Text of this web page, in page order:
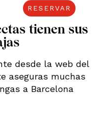
RESERVAR
tienen sus
desde la web del
aseguras muchas
a Barcelona